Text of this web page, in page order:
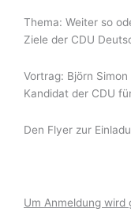
Thema: Weiter so
Ziele der CDU
Vortrag: Björn Simon
Kandidat der CDU
Den Flyer zur
Um Anmeldung wird